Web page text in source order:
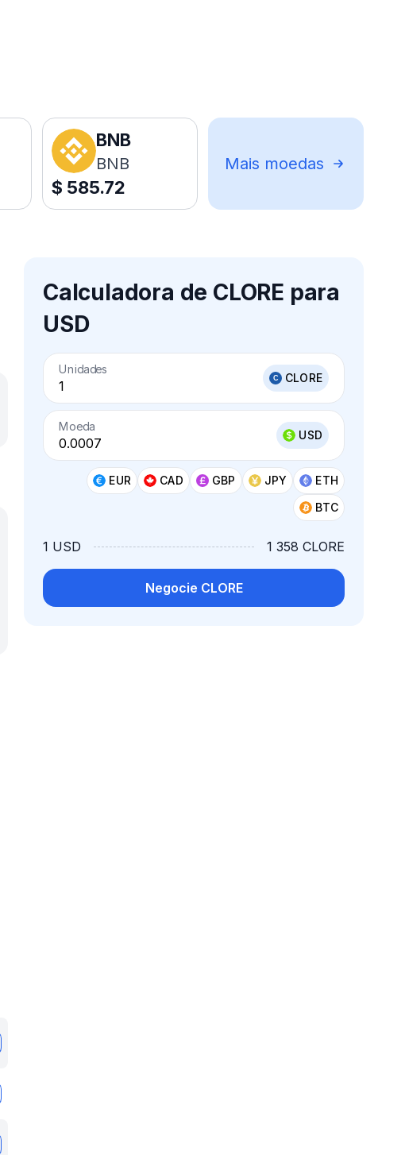
BNB
BNB
$ 585.72
Mais moedas
Calculadora de CLORE para
USD
Unidades
CLORE
Moeda
USD
EUR CAD GBP JPY
ETH
BTC
1 USD 1 358 CLORE
Negocie CLORE